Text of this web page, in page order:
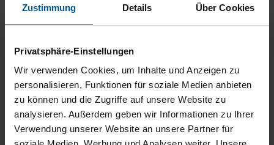
Zustimmung Details Über Cookies
Privatsphäre-Einstellungen
Wir verwenden Cookies, um Inhalte und Anzeigen zu
personalisieren, Funktionen für soziale Medien anbieten
zu können und die Zugriffe auf unsere Website zu
analysieren. Außerdem geben wir Informationen zu Ihrer
Verwendung unserer Website an unsere Partner für
Fairer Beitrag
Sie zahlen für alle unsere Leistungen nur einen
jährlichen Mitgliedsbeitrag, der sich nach Ihren
Jahreseinnahmen richtet.